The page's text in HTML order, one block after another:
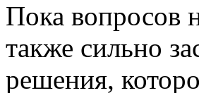
Пока вопросов
также сильно
решения,